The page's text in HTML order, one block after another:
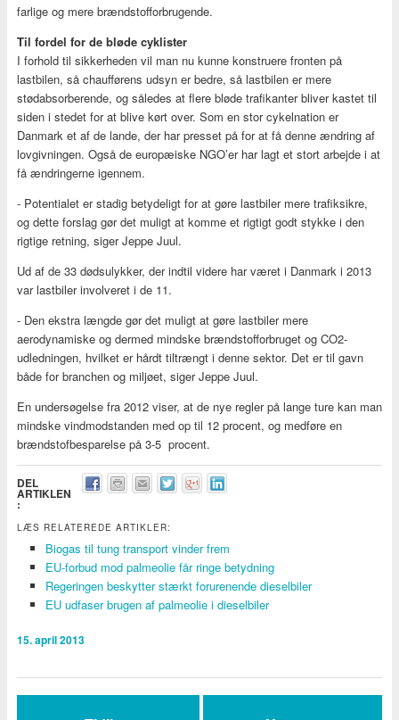
farlige og mere brændstofforbrugende.
Til fordel for de bløde cyklister
I forhold til sikkerheden vil man nu kunne konstruere fronten på
lastbilen, så chaufførens udsyn er bedre, så lastbilen er mere
stødabsorberende, og således at flere bløde trafikanter bliver kastet til
siden i stedet for at blive kørt over. Som en stor cykelnation er
Danmark et af de lande, der har presset på for at få denne ændring af
lovgivningen. Også de europæiske NGO’er har lagt et stort arbejde i at
få ændringerne igennem.
- Potentialet er stadig betydeligt for at gøre lastbiler mere trafiksikre,
og dette forslag gør det muligt at komme et rigtigt godt stykke i den
rigtige retning, siger Jeppe Juul.
Ud af de 33 dødsulykker, der indtil videre har været i Danmark i 2013
var lastbiler involveret i de 11.
- Den ekstra længde gør det muligt at gøre lastbiler mere
aerodynamiske og dermed mindske brændstofforbruget og CO2-
udledningen, hvilket er hårdt tiltrængt i denne sektor. Det er til gavn
både for branchen og miljøet, siger Jeppe Juul.
En undersøgelse fra 2012 viser, at de nye regler på lange ture kan man
mindske vindmodstanden med op til 12 procent, og medføre en
brændstofbesparelse på 3-5 procent.
DEL
ARTIKLEN
:
LÆS RELATEREDE ARTIKLER:
Biogas til tung transport vinder frem
EU-forbud mod palmeolie får ringe betydning
Regeringen beskytter stærkt forurenende dieselbiler
EU udfaser brugen af palmeolie i dieselbiler
15. april 2013